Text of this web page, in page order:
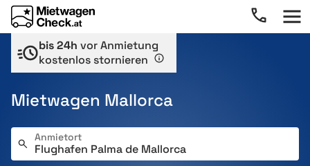
bis 24h vor Anmietung
kostenlos stornieren
Mietwagen Mallorca
Anmietort